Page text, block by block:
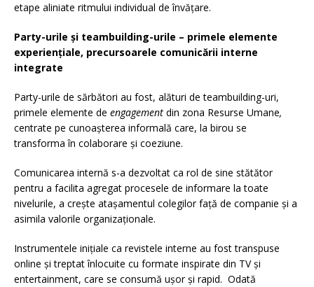
etape aliniate ritmului individual de învățare.
Party-urile și teambuilding-urile – primele elemente
experiențiale, precursoarele comunicării interne
integrate
Party-urile de sărbători au fost, alături de teambuilding-uri,
primele elemente de engagement din zona Resurse Umane,
centrate pe cunoașterea informală care, la birou se
transforma în colaborare și coeziune.
Comunicarea internă s-a dezvoltat ca rol de sine stătător
pentru a facilita agregat procesele de informare la toate
nivelurile, a crește atașamentul colegilor față de companie și a
asimila valorile organizaționale.
Instrumentele inițiale ca revistele interne au fost transpuse
online și treptat înlocuite cu formate inspirate din TV și
entertainment, care se consumă ușor și rapid. Odată